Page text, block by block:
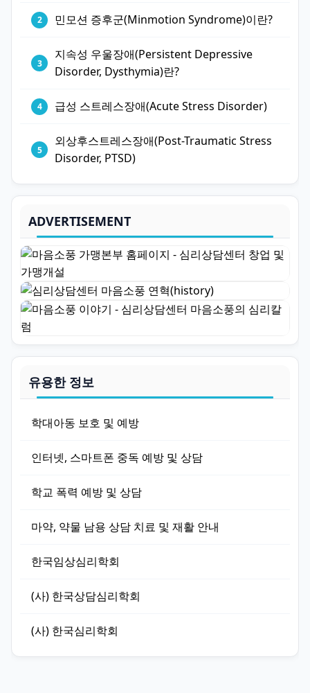
민모션 증후군(Minmotion Syndrome)이란?
지속성 우울장애(Persistent Depressive
Disorder, Dysthymia)란?
급성 스트레스장애(Acute Stress Disorder)
외상후스트레스장애(Post-Traumatic Stress
Disorder, PTSD)
ADVERTISEMENT
유용한 정보
학대아동 보호 및 예방
인터넷, 스마트폰 중독 예방 및 상담
학교 폭력 예방 및 상담
마약, 약물 남용 상담 치료 및 재활 안내
한국임상심리학회
(사) 한국상담심리학회
(사) 한국심리학회